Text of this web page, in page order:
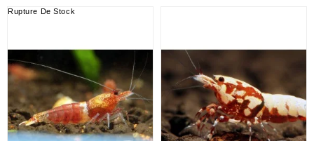
Rupture De Stock